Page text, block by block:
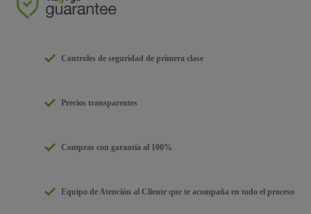
Controles de seguridad de primera clase
Precios transparentes
Compras con garantía al 100%
Equipo de Atención al Cliente que te acompaña en todo el proceso